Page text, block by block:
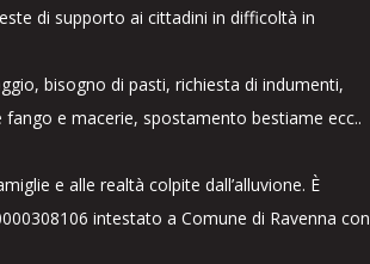
di supporto ai cittadini in difficoltà in
bisogno di pasti, richiesta di indumenti,
e macerie, spostamento bestiame ecc..
e alle realtà colpite dall’alluvione. È
intestato a Comune di Ravenna con